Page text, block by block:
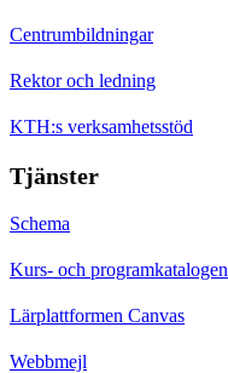
Centrumbildningar
Rektor och ledning
KTH:s verksamhetsstöd
Tjänster
Schema
Kurs- och programkatalogen
Lärplattformen Canvas
Webbmejl